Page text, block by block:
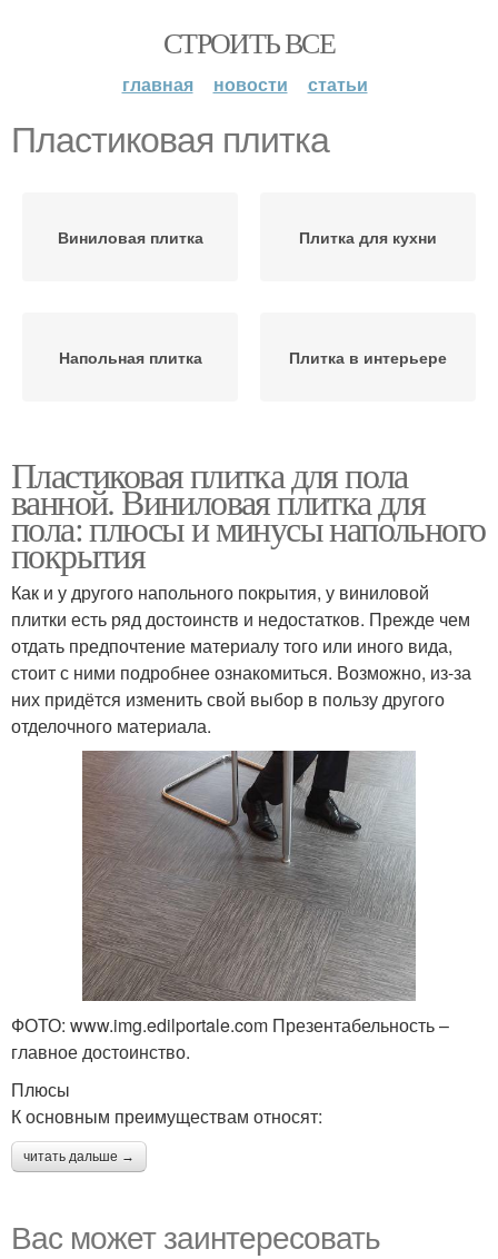
СТРОИТЬ ВСЕ
главная новости статьи
Пластиковая плитка
Виниловая плитка Плитка для кухни
Напольная плитка Плитка в интерьере
Пластиковая плитка для пола
ванной. Виниловая плитка для
пола: плюсы и минусы напольного
покрытия
Как и у другого напольного покрытия, у виниловой
плитки есть ряд достоинств и недостатков. Прежде чем
отдать предпочтение материалу того или иного вида,
стоит с ними подробнее ознакомиться. Возможно, из-за
них придётся изменить свой выбор в пользу другого
отделочного материала.
ФОТО: www.img.edilportale.com Презентабельность –
главное достоинство.
Плюсы
К основным преимуществам относят:
читать дальше →
Вас может заинтересовать